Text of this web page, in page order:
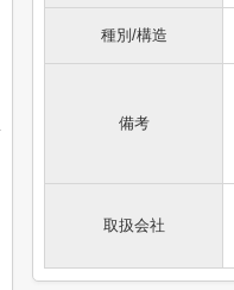
種別/構造
備考
取扱会社